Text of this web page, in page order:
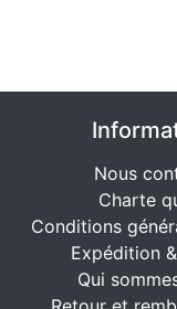
Nous
Charte
Conditions
Expédition
Qui